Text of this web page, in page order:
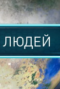
ЛЮДЕЙ